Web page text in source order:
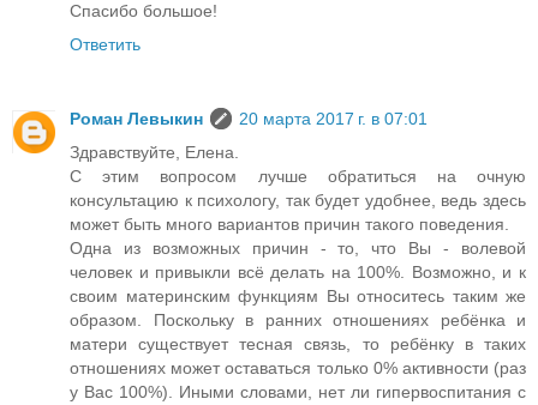
Спасибо большое!
Ответить
Роман Левыкин
20 марта 2017 г. в 07:01
Здравствуйте, Елена.
С этим вопросом лучше обратиться на очную
консультацию к психологу, так будет удобнее, ведь здесь
может быть много вариантов причин такого поведения.
Одна из возможных причин - то, что Вы - волевой
человек и привыкли всё делать на 100%. Возможно, и к
своим материнским функциям Вы относитесь таким же
образом. Поскольку в ранних отношениях ребёнка и
матери существует тесная связь, то ребёнку в таких
отношениях может оставаться только 0% активности (раз
у Вас 100%). Иными словами, нет ли гипервоспитания с